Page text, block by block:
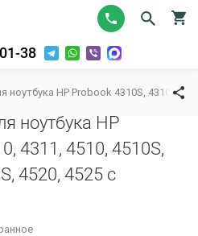
38
ноутбука HP Probook 4310S, 4310,
ноутбука HP
4311, 4510, 4510S,
4520, 4525 с